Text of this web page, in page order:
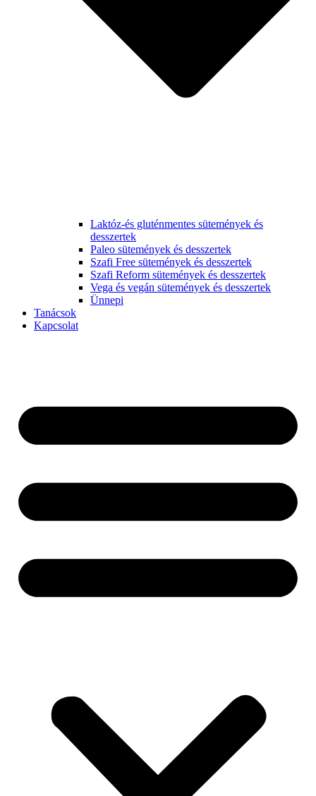
Laktóz-és gluténmentes sütemények és
desszertek
Paleo sütemények és desszertek
Szafi Free sütemények és desszertek
Szafi Reform sütemények és desszertek
Vega és vegán sütemények és desszertek
Ünnepi
Tanácsok
Kapcsolat